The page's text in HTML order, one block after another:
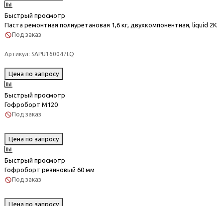
Быстрый просмотр
Паста ремонтная полиуретановая 1,6 кг, двухкомпонентная, liquid 2К
Под заказ
Артикул: SAPU160047LQ
Цена по запросу
Быстрый просмотр
Гофроборт М120
Под заказ
Цена по запросу
Быстрый просмотр
Гофроборт резиновый 60 мм
Под заказ
Цена по запросу